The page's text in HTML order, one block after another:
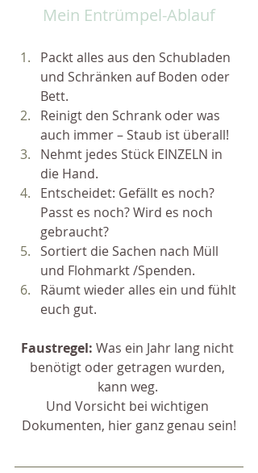
Mein Entrümpel-Ablauf
Packt alles aus den Schubladen
und Schränken auf Boden oder
Bett.
Reinigt den Schrank oder was
auch immer – Staub ist überall!
Nehmt jedes Stück EINZELN in
die Hand.
Entscheidet: Gefällt es noch?
Passt es noch? Wird es noch
gebraucht?
Sortiert die Sachen nach Müll
und Flohmarkt /Spenden.
Räumt wieder alles ein und fühlt
euch gut.
Faustregel: Was ein Jahr lang nicht
benötigt oder getragen wurden,
kann weg.
Und Vorsicht bei wichtigen
Dokumenten, hier ganz genau sein!